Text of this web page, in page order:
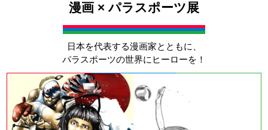
漫画 × パラスポーツ展
日本を代表する漫画家とともに、
パラスポーツの世界にヒーローを！